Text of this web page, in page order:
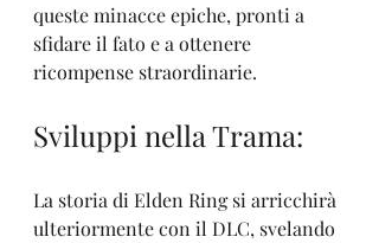
queste minacce epiche, pronti a
sfidare il fato e a ottenere
ricompense straordinarie.
Sviluppi nella Trama:
La storia di Elden Ring si arricchirà
ulteriormente con il DLC, svelando